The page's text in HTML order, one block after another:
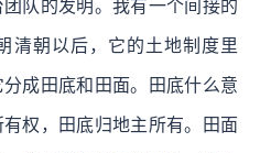
队的发明。我有一个间接的
清朝以后，它的土地制度里
成田底和田面。田底什么意
权，田底归地主所有。田面